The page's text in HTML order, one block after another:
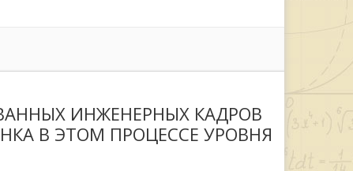
ИНЖЕНЕРНЫХ КАДРОВ
В ЭТОМ ПРОЦЕССЕ УРОВНЯ